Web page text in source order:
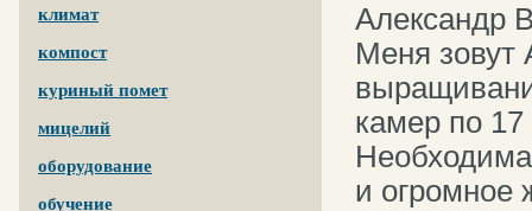
климат
компост
куриный помет
мицелий
оборудование
обучение
Александр
Меня зовут
камер по
и огромное